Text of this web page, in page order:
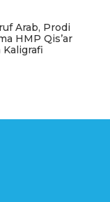
Arab, Prodi
HMP Qis’ar
Kaligrafi